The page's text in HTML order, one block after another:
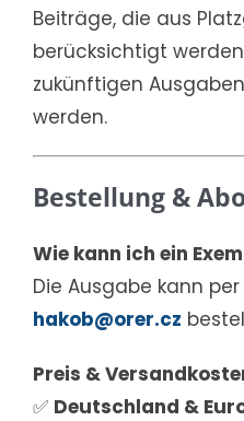
Beiträge, die aus
berücksichtigt
zukünftigen
werden.
Bestellung &
Wie kann ich ein
Die Ausgabe kann
hakob@orer.cz
Preis &
✅ Deutschland &